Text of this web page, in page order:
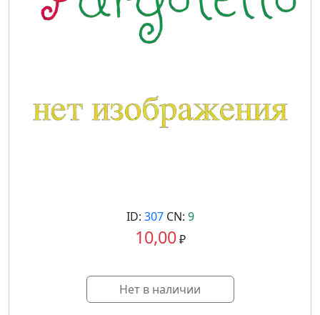
ID: 307CN: 9
10,00₽
Нет в наличии